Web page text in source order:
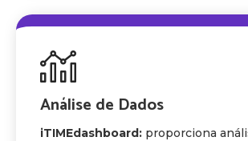
Análise de Dados
iTIMEdashboard: proporciona